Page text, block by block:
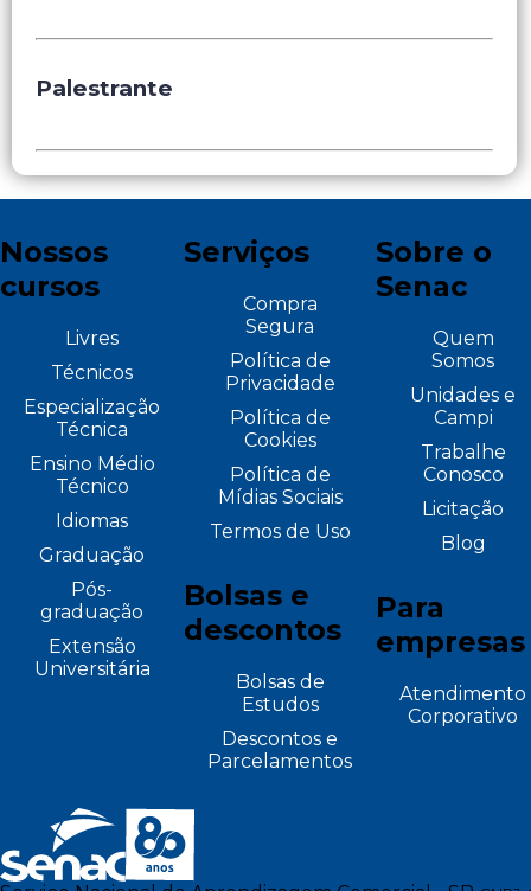
Palestrante
Nossos
cursos
Livres
Técnicos
Especialização
Técnica
Ensino Médio
Técnico
Idiomas
Graduação
Pós-
graduação
Extensão
Universitária
Serviços
Compra
Segura
Política de
Privacidade
Política de
Cookies
Política de
Mídias Sociais
Termos de Uso
Bolsas e
descontos
Bolsas de
Estudos
Descontos e
Parcelamentos
Sobre o
Senac
Quem
Somos
Unidades e
Campi
Trabalhe
Conosco
Licitação
Blog
Para
empresas
Atendimento
Corporativo